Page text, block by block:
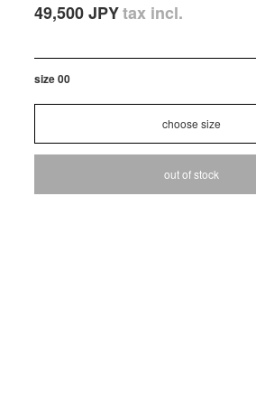
49,500 JPYtax incl.
size 00
out of stock